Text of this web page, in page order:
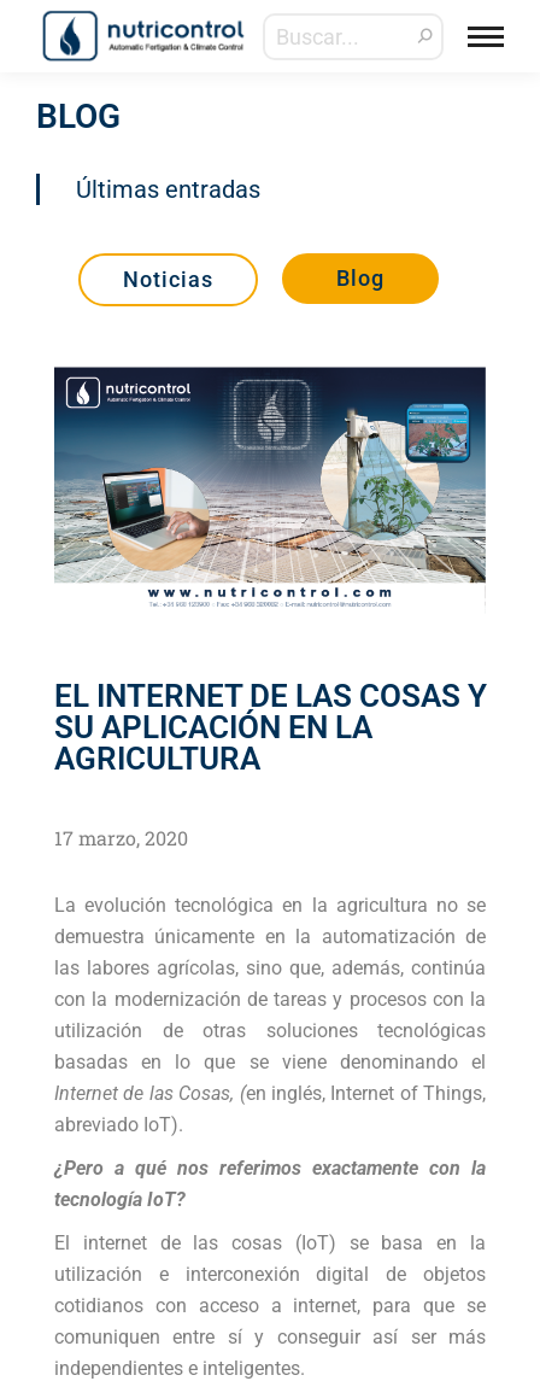
BLOG
Últimas entradas
Noticias Blog
EL INTERNET DE LAS COSAS Y
SU APLICACIÓN EN LA
AGRICULTURA
17 marzo, 2020
La evolución tecnológica en la agricultura no se
demuestra únicamente en la automatización de
las labores agrícolas, sino que, además, continúa
con la modernización de tareas y procesos con la
utilización de otras soluciones tecnológicas
basadas en lo que se viene denominando el
Internet de las Cosas, (en inglés, Internet of Things,
abreviado IoT).
¿Pero a qué nos referimos exactamente con la
tecnología IoT?
El internet de las cosas (IoT) se basa en la
utilización e interconexión digital de objetos
cotidianos con acceso a internet, para que se
comuniquen entre sí y conseguir así ser más
independientes e inteligentes.